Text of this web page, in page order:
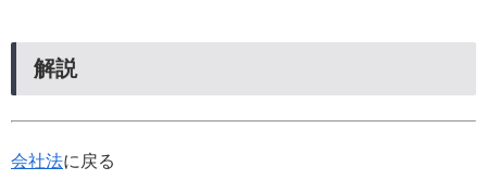
解説
会社法に戻る